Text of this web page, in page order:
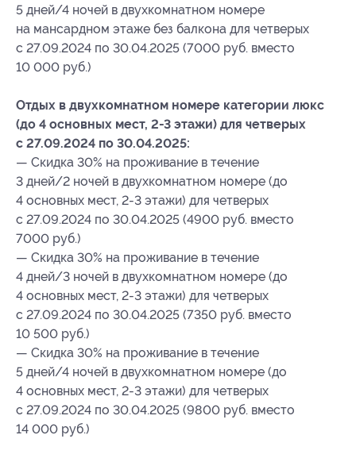
5 дней/4 ночей в двухкомнатном номере
на мансардном этаже без балкона для четверых
с 27.09.2024 по 30.04.2025 (7000 руб. вместо
10 000 руб.)
Отдых в двухкомнатном номере категории люкс
(до 4 основных мест, 2-3 этажи) для четверых
с 27.09.2024 по 30.04.2025:
— Скидка 30% на проживание в течение
3 дней/2 ночей в двухкомнатном номере (до
4 основных мест, 2-3 этажи) для четверых
с 27.09.2024 по 30.04.2025 (4900 руб. вместо
7000 руб.)
— Скидка 30% на проживание в течение
4 дней/3 ночей в двухкомнатном номере (до
4 основных мест, 2-3 этажи) для четверых
с 27.09.2024 по 30.04.2025 (7350 руб. вместо
10 500 руб.)
— Скидка 30% на проживание в течение
5 дней/4 ночей в двухкомнатном номере (до
4 основных мест, 2-3 этажи) для четверых
с 27.09.2024 по 30.04.2025 (9800 руб. вместо
14 000 руб.)